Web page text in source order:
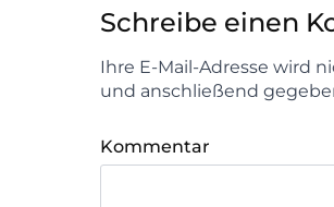
Schreibe einen
Ihre E-Mail-Adresse wird
und anschließend
Kommentar